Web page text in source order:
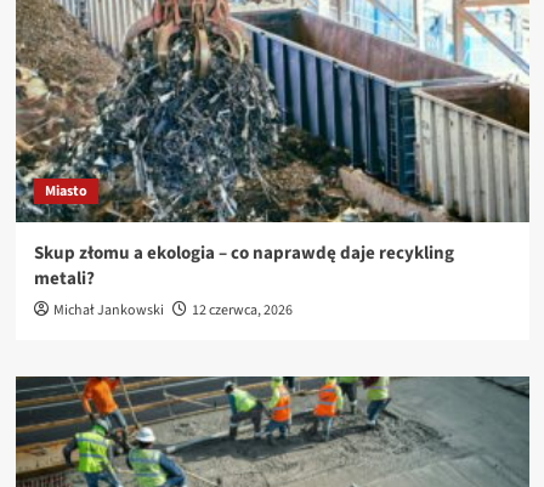
Miasto
Skup złomu a ekologia – co naprawdę daje recykling
metali?
Michał Jankowski 12 czerwca, 2026